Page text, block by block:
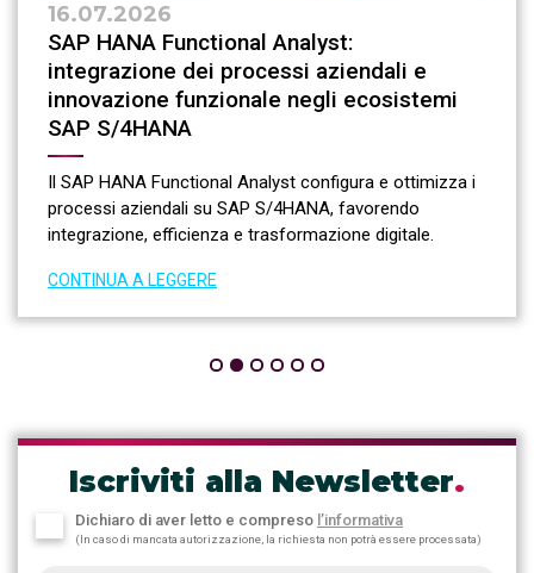
16.07.2026
SAP HANA Functional Analyst:
integrazione dei processi aziendali e
innovazione funzionale negli ecosistemi
SAP S/4HANA
Il SAP HANA Functional Analyst configura e ottimizza i
processi aziendali su SAP S/4HANA, favorendo
integrazione, efficienza e trasformazione digitale.
CONTINUA A LEGGERE
Iscriviti alla Newsletter.
Dichiaro di aver letto e compreso l’informativa
(In caso di mancata autorizzazione, la richiesta non potrà essere processata)